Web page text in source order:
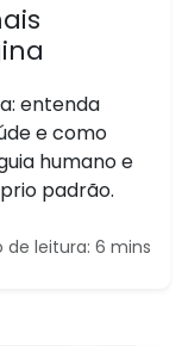
entenda
e como
humano e
padrão.
de leitura: 6 mins